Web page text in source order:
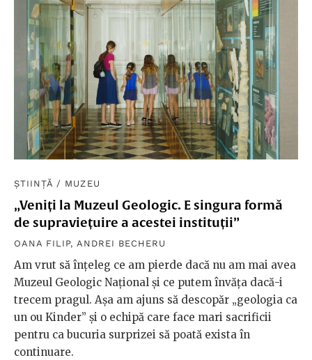
ȘTIINȚĂ / MUZEU
„Veniți la Muzeul Geologic. E singura formă
de supraviețuire a acestei instituții”
OANA FILIP, ANDREI BECHERU
Am vrut să înțeleg ce am pierde dacă nu am mai avea
Muzeul Geologic Național și ce putem învăța dacă-i
trecem pragul. Așa am ajuns să descopăr „geologia ca
un ou Kinder” și o echipă care face mari sacrificii
pentru ca bucuria surprizei să poată exista în
continuare.